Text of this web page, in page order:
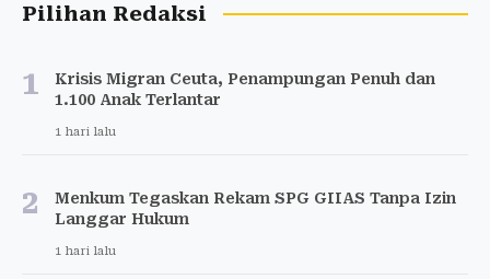
Pilihan Redaksi
1
Krisis Migran Ceuta, Penampungan Penuh dan
1.100 Anak Terlantar
1 hari lalu
2
Menkum Tegaskan Rekam SPG GIIAS Tanpa Izin
Langgar Hukum
1 hari lalu